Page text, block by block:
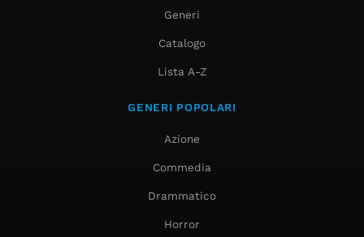
Generi
Catalogo
Lista A-Z
GENERI POPOLARI
Azione
Commedia
Drammatico
Horror